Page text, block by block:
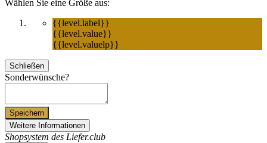
Wählen Sie eine Größe aus:
{{level.label}}
{{level.value}}
{{level.valuelp}}
Schließen
Sonderwünsche?
Speichern
Weitere Informationen
Shopsystem des Liefer.club